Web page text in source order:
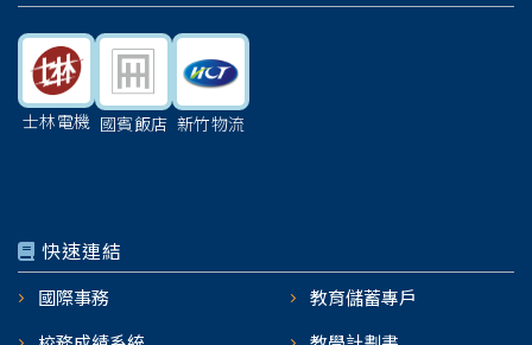
士林電機 國賓飯店 新竹物流
快速連結
國際事務
教育儲蓄專戶